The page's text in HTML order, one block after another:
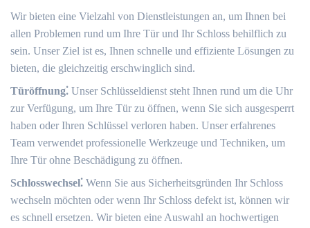
Wir bieten eine Vielzahl von Dienstleistungen an, um Ihnen bei
allen Problemen rund um Ihre Tür und Ihr Schloss behilflich zu
sein.​ Unser Ziel ist es, Ihnen schnelle und effiziente Lösungen zu
bieten, die gleichzeitig erschwinglich sind.​
Türöffnung⁚ Unser Schlüsseldienst steht Ihnen rund um die Uhr
zur Verfügung, um Ihre Tür zu öffnen, wenn Sie sich ausgesperrt
haben oder Ihren Schlüssel verloren haben.​ Unser erfahrenes
Team verwendet professionelle Werkzeuge und Techniken, um
Ihre Tür ohne Beschädigung zu öffnen.​
Schlosswechsel⁚ Wenn Sie aus Sicherheitsgründen Ihr Schloss
wechseln möchten oder wenn Ihr Schloss defekt ist, können wir
es schnell ersetzen.​ Wir bieten eine Auswahl an hochwertigen